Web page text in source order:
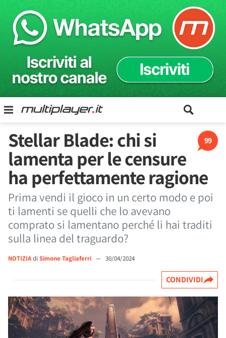
99
Stellar Blade: chi si
lamenta per le censure
ha perfettamente ragione
Prima vendi il gioco in un certo modo e poi
ti lamenti se quelli che lo avevano
comprato si lamentano perché li hai traditi
sulla linea del traguardo?
NOTIZIAdi Simone Tagliaferri — 30/04/2024
CONDIVIDI